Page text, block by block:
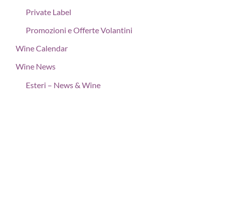
Private Label
Promozioni e Offerte Volantini
Wine Calendar
Wine News
Esteri – News & Wine